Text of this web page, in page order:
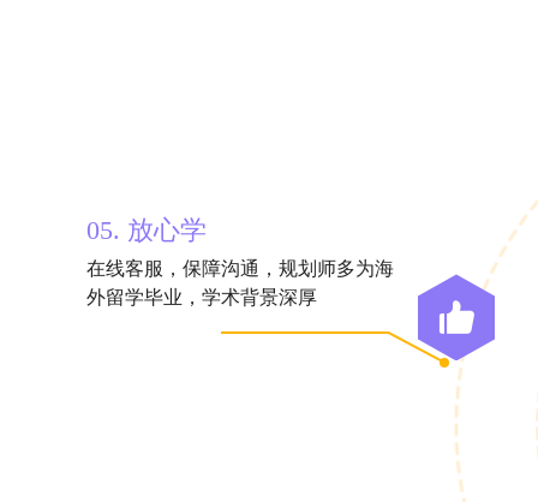
05. 放心学
在线客服，保障沟通，规划师多为海
外留学毕业，学术背景深厚